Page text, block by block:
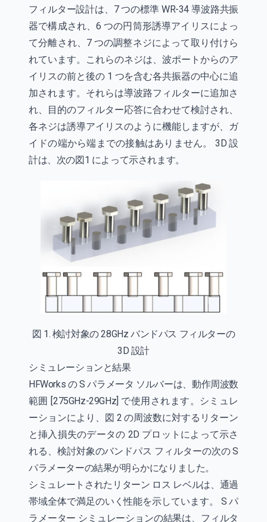
フィルター設計は、7 つの標準 WR-34 導波路共振
器で構成され、6 つの円筒形誘導アイリスによっ
て分離され、7 つの調整ネジによって取り付けら
れています。これらのネジは、波ポートからのア
イリスの前と後の 1 つを含む各共振器の中心に追
加されます。それらは導波路フィルターに追加さ
れ、目的のフィルター応答に合わせて検討され、
各ネジは誘導アイリスのように機能しますが、ガ
イドの端から端までの接触はありません。 3D 設
計は、次の図1 によって示されます。
図 1. 検討対象の 28GHz バンドパス フィルターの
3D 設計
シミュレーションと結果
HFWorks の S パラメータ ソルバーは、動作周波数
範囲 [275GHz-29GHz] で使用されます。シミュレ
ーションにより、図 2 の周波数に対するリターン
と挿入損失のデータの 2D プロットによって示さ
れる、検討対象のバンドパス フィルターの次の S
パラメーターの結果が明らかになりました。
シミュレートされたリターン ロス レベルは、通過
帯域全体で満足のいく性能を示しています。 S パ
ラメーター シミュレーションの結果は、フィルタ